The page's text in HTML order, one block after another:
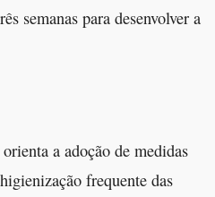
semanas para desenvolver a
a adoção de medidas
frequente das